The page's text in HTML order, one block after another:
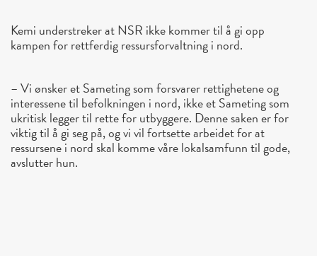
Kemi understreker at NSR ikke kommer til å gi opp
kampen for rettferdig ressursforvaltning i nord.
– Vi ønsker et Sameting som forsvarer rettighetene og
interessene til befolkningen i nord, ikke et Sameting som
ukritisk legger til rette for utbyggere. Denne saken er for
viktig til å gi seg på, og vi vil fortsette arbeidet for at
ressursene i nord skal komme våre lokalsamfunn til gode,
avslutter hun.